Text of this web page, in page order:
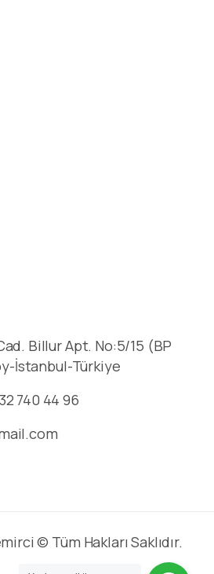
Billur Apt. No:5/15 (BP
İstanbul-Türkiye
740 44 96
© Tüm Hakları Saklıdır.